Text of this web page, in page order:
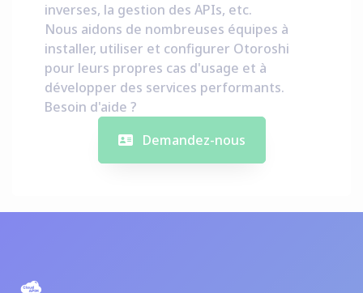
inverses, la gestion des APIs, etc.
Nous aidons de nombreuses équipes à
installer, utiliser et configurer Otoroshi
pour leurs propres cas d'usage et à
développer des services performants.
Besoin d'aide ?
Demandez-nous